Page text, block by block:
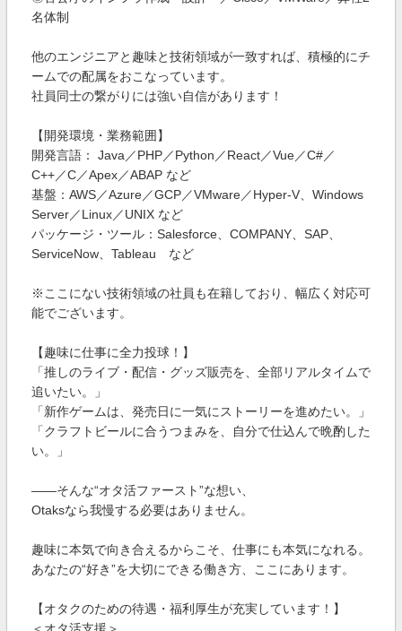
名体制
他のエンジニアと趣味と技術領域が一致すれば、積極的にチ
ームでの配属をおこなっています。
社員同士の繋がりには強い自信があります！
【開発環境・業務範囲】
開発言語： Java／PHP／Python／React／Vue／C#／
C++／C／Apex／ABAP など
基盤：AWS／Azure／GCP／VMware／Hyper-V、Windows
Server／Linux／UNIX など
パッケージ・ツール：Salesforce、COMPANY、SAP、
ServiceNow、Tableau など
※ここにない技術領域の社員も在籍しており、幅広く対応可
能でございます。
【趣味に仕事に全力投球！】
「推しのライブ・配信・グッズ販売を、全部リアルタイムで
追いたい。」
「新作ゲームは、発売日に一気にストーリーを進めたい。」
「クラフトビールに合うつまみを、自分で仕込んで晩酌した
い。」
――そんな“オタ活ファースト”な想い、
Otaksなら我慢する必要はありません。
趣味に本気で向き合えるからこそ、仕事にも本気になれる。
あなたの“好き”を大切にできる働き方、ここにあります。
【オタクのための待遇・福利厚生が充実しています！】